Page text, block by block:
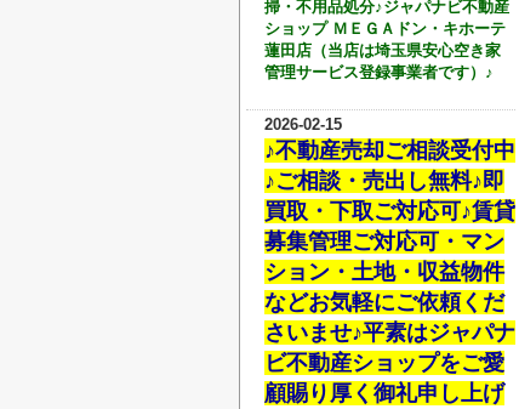
掃・不用品処分♪ジャパナビ不動産
ショップ ＭＥＧＡドン・キホーテ
蓮田店（当店は埼玉県安心空き家
管理サービス登録事業者です）♪
2026-02-15
♪不動産売却ご相談受付中
♪ご相談・売出し無料♪即
買取・下取ご対応可♪賃貸
募集管理ご対応可・マン
ション・土地・収益物件
などお気軽にご依頼くだ
さいませ♪平素はジャパナ
ビ不動産ショップをご愛
顧賜り厚く御礼申し上げ